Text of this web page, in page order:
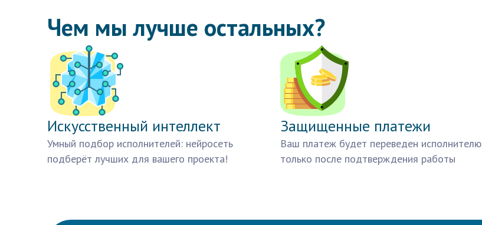
Чем мы лучше остальных?
Искусственный интеллект
Умный подбор исполнителей: нейросеть
подберёт лучших для вашего проекта!
Защищенные платежи
Ваш платеж будет переведен исполнителю
только после подтверждения работы